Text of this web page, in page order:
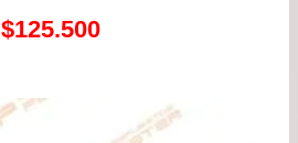
$125.500Rango
precios: